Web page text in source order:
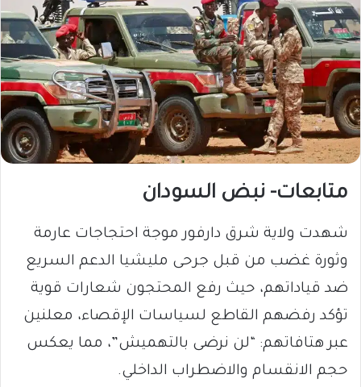
متابعات- نبض السودان
​شهدت ولاية شرق دارفور موجة احتجاجات عارمة
وثورة غضب من قبل جرحى مليشيا الدعم السريع
ضد قياداتهم، حيث رفع المحتجون شعارات قوية
تؤكد رفضهم القاطع لسياسات الإقصاء، معلنين
عبر هتافاتهم: “لن نرضى بالتهميش”، مما يعكس
حجم الانقسام والاضطراب الداخلي.